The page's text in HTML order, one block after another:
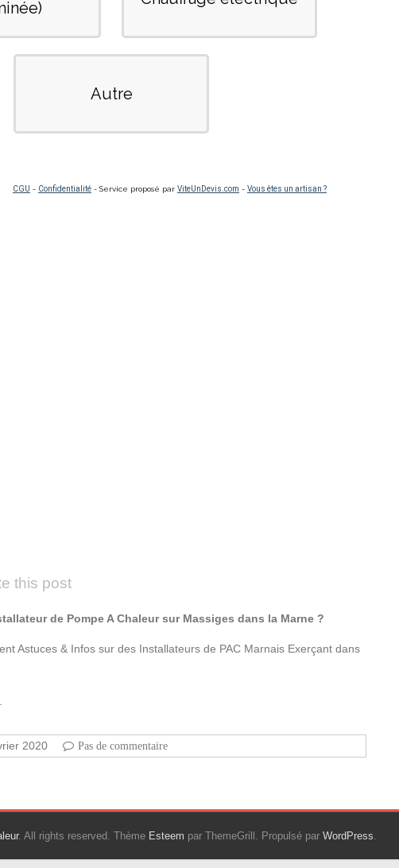
this post
de Pompe A Chaleur sur Massiges dans la Marne ?
Astuces & Infos sur des Installateurs de PAC Marnais Exerçant dans
2020 Pas de commentaire
. All rights reserved. Thème Esteem par ThemeGrill. Propulsé par WordPress.